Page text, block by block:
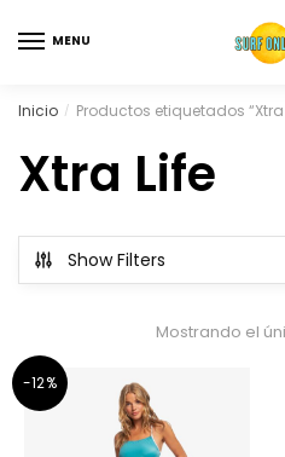
MENU
Inicio / Productos etiquetados “Xtra
Xtra Life
Show Filters
Mostrando el
-12%